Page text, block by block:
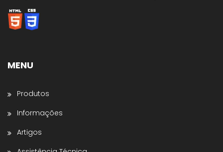
Somos especialistas em
Envolvedoras, Filme Stretch, Fitas de Arquear,
Selos para Fitas de Arquear, Aplicador de Filme
Preencha os dados abaixo e o atendimento
Nome da Empresa *
MENU
Produtos
Informações
Artigos